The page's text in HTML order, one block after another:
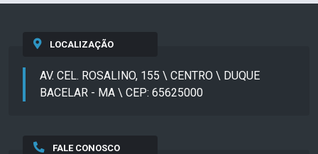
LOCALIZAÇÃO
AV. CEL. ROSALINO, 155 \ CENTRO \ DUQUE
BACELAR - MA \ CEP: 65625000
FALE CONOSCO